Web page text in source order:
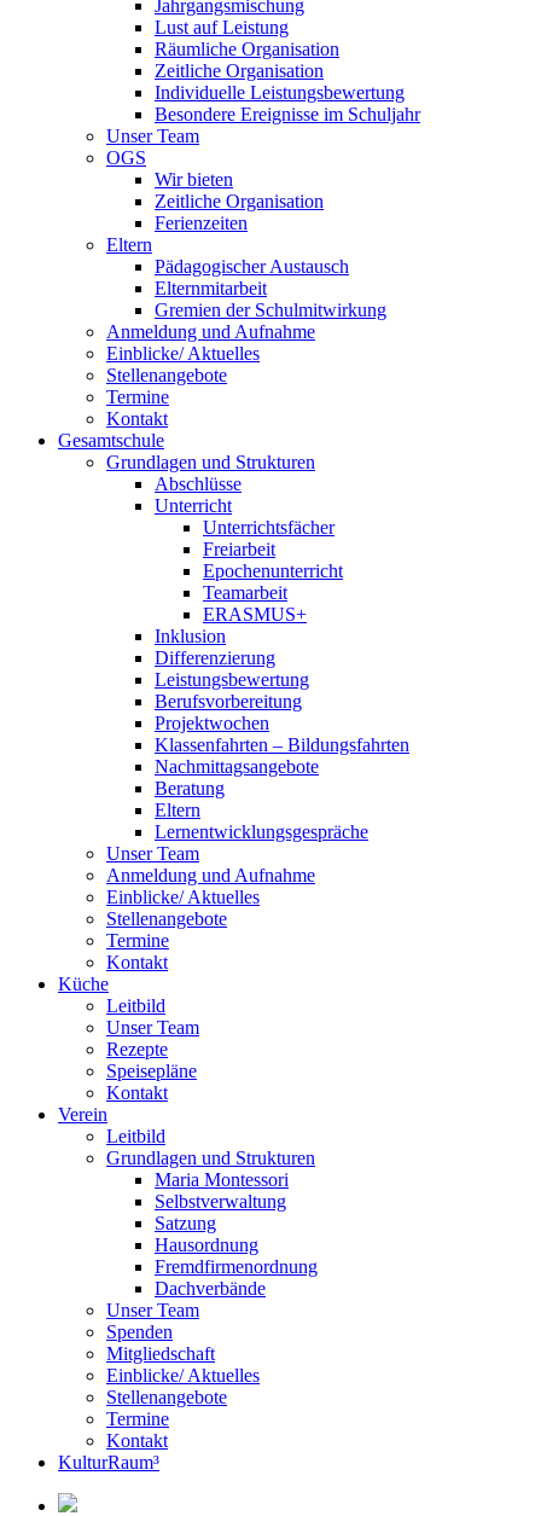
Jahrgangsmischung
Lust auf Leistung
Räumliche Organisation
Zeitliche Organisation
Individuelle Leistungsbewertung
Besondere Ereignisse im Schuljahr
Unser Team
OGS
Wir bieten
Zeitliche Organisation
Ferienzeiten
Eltern
Pädagogischer Austausch
Elternmitarbeit
Gremien der Schulmitwirkung
Anmeldung und Aufnahme
Einblicke/ Aktuelles
Stellenangebote
Termine
Kontakt
Gesamtschule
Grundlagen und Strukturen
Abschlüsse
Unterricht
Unterrichtsfächer
Freiarbeit
Epochenunterricht
Teamarbeit
ERASMUS+
Inklusion
Differenzierung
Leistungsbewertung
Berufsvorbereitung
Projektwochen
Klassenfahrten – Bildungsfahrten
Nachmittagsangebote
Beratung
Eltern
Lernentwicklungsgespräche
Unser Team
Anmeldung und Aufnahme
Einblicke/ Aktuelles
Stellenangebote
Termine
Kontakt
Küche
Leitbild
Unser Team
Rezepte
Speisepläne
Kontakt
Verein
Leitbild
Grundlagen und Strukturen
Maria Montessori
Selbstverwaltung
Satzung
Hausordnung
Fremdfirmenordnung
Dachverbände
Unser Team
Spenden
Mitgliedschaft
Einblicke/ Aktuelles
Stellenangebote
Termine
Kontakt
KulturRaum³